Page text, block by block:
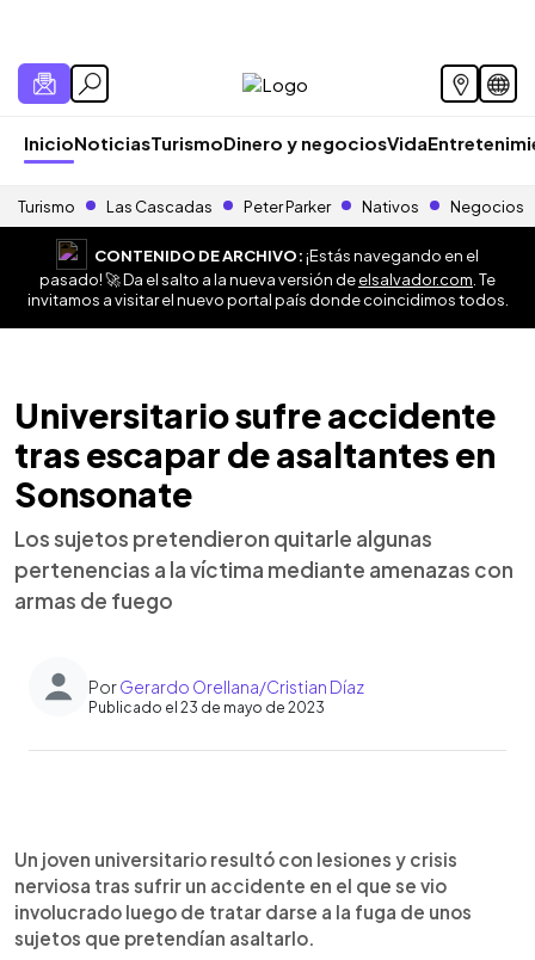
InicioNoticiasTurismoDinero y negociosVida
Turismo Las Cascadas Peter Parker Nativos Negocios
CONTENIDO DE ARCHIVO:¡Estás navegando en el
pasado! 🚀 Da el salto a la nueva versión deelsalvador.com . Te
invitamos a visitar el nuevo portal país donde coincidimos todos.
Universitario sufre accidente
tras escapar de asaltantes en
Sonsonate
Los sujetos pretendieron quitarle algunas
pertenencias a la víctima mediante amenazas con
armas de fuego
PorGerardo Orellana/Cristian Díaz
Publicado el 23 de mayo de 2023
Escuchar artículo
Un joven universitario resultó con lesiones y crisis
nerviosa tras sufrir un accidente en el que se vio
involucrado luego de tratar darse a la fuga de unos
sujetos que pretendían asaltarlo.